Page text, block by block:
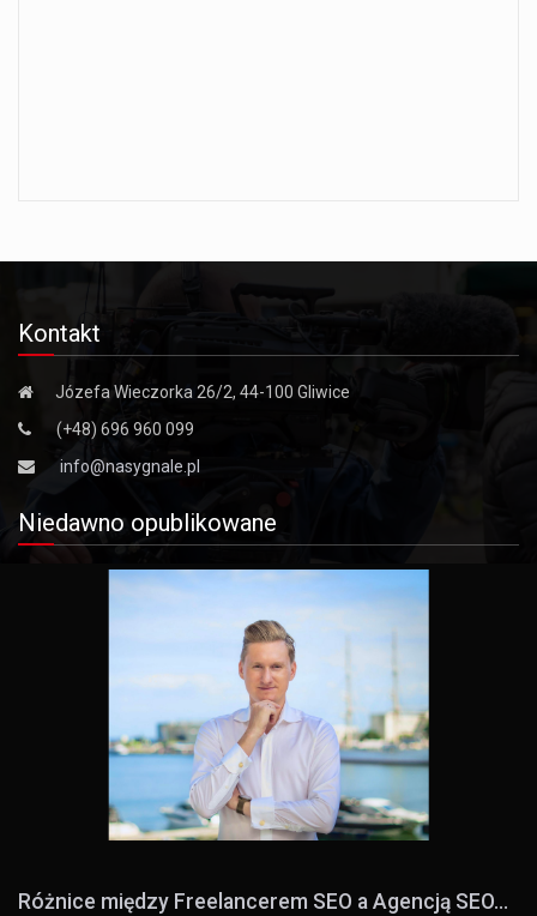
Kontakt
Józefa Wieczorka 26/2, 44-100 Gliwice
(+48) 696 960 099
info@nasygnale.pl
Niedawno opublikowane
Różnice między Freelancerem SEO a Agencją SEO...